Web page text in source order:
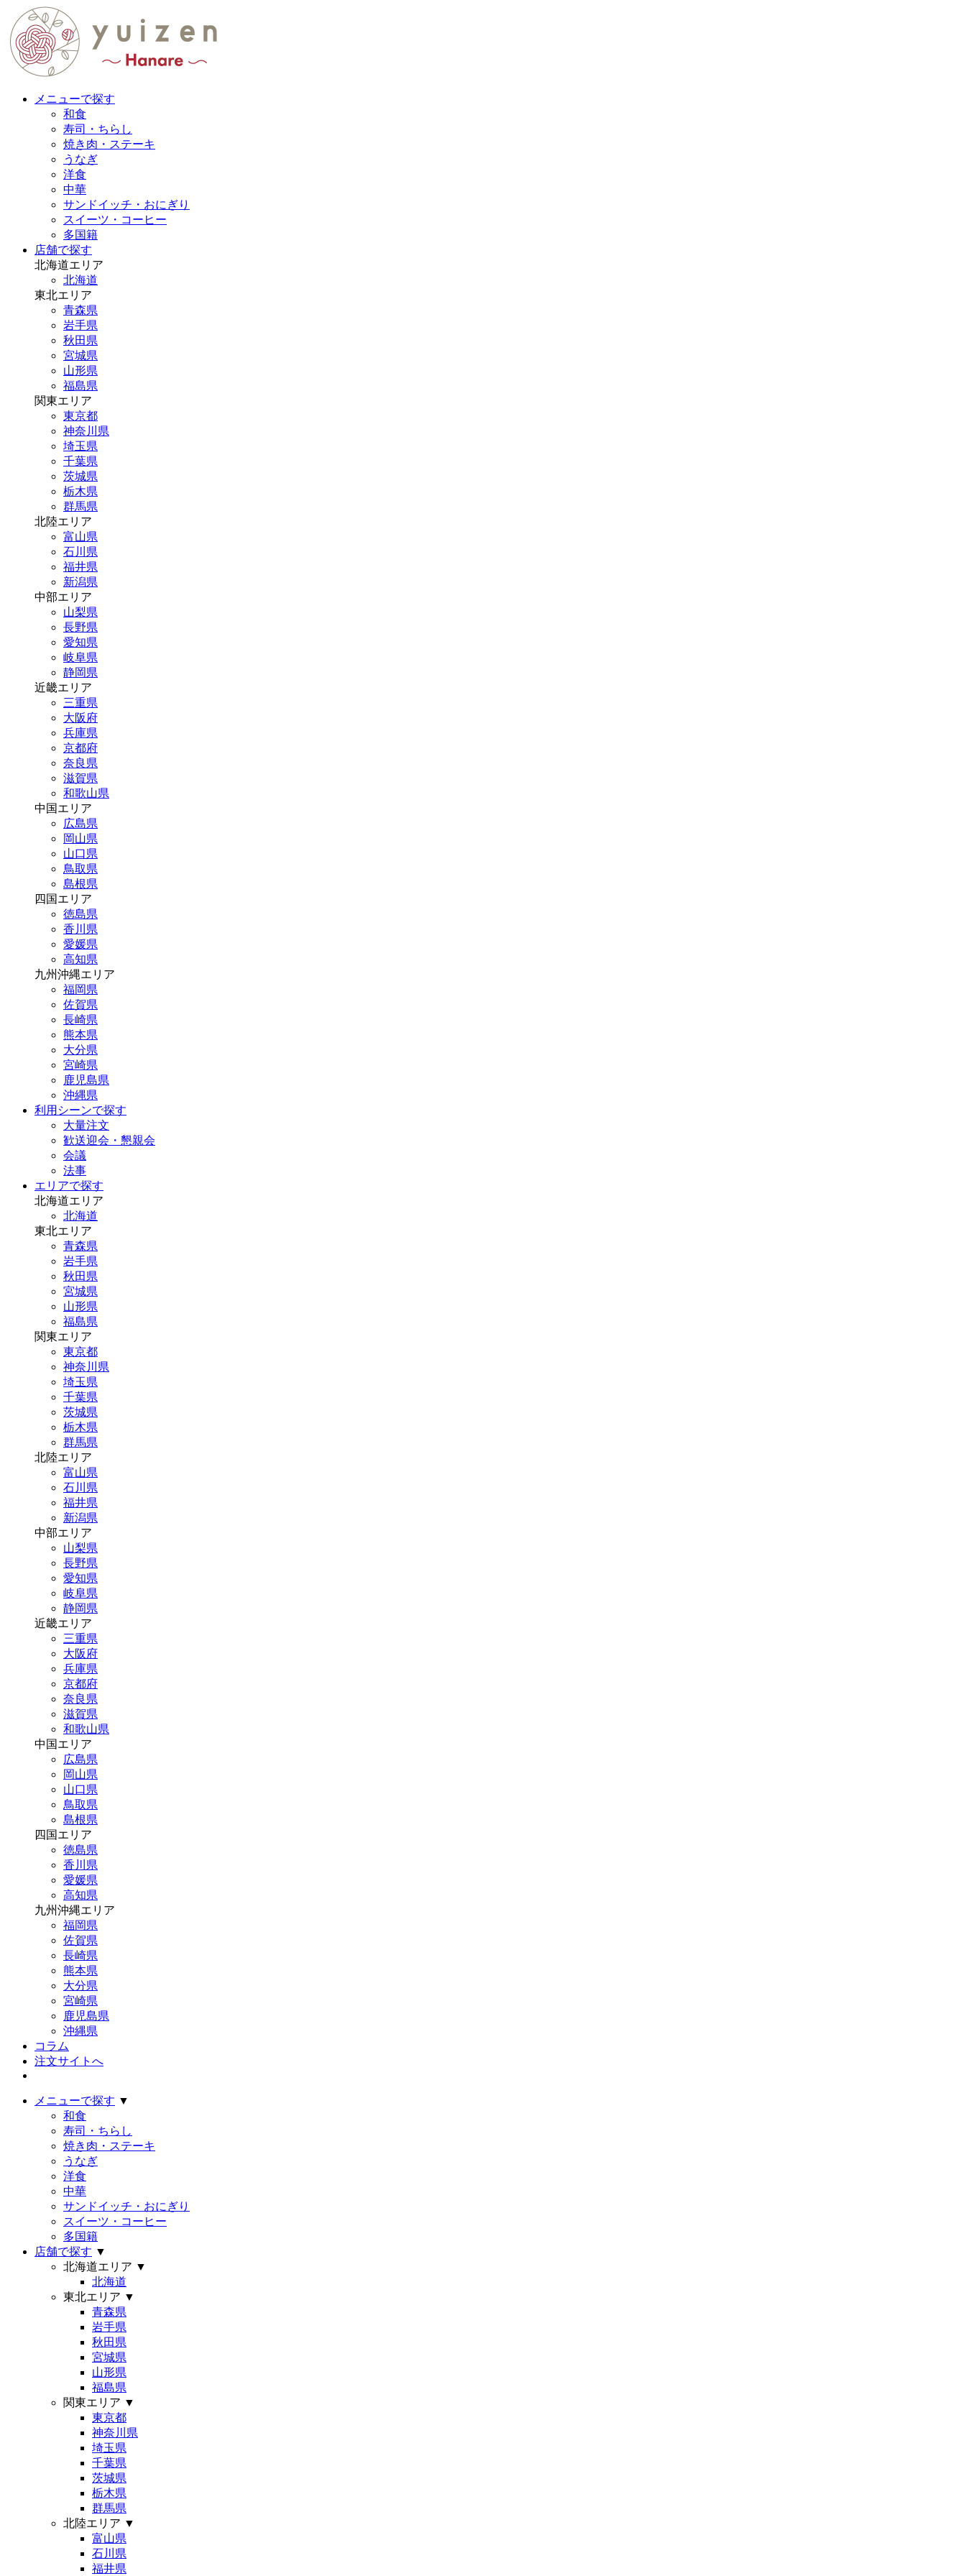
メニューで探す
和食
寿司・ちらし
焼き肉・ステーキ
うなぎ
洋食
中華
サンドイッチ・おにぎり
スイーツ・コーヒー
多国籍
店舗で探す
北海道エリア
北海道
東北エリア
青森県
岩手県
秋田県
宮城県
山形県
福島県
関東エリア
東京都
神奈川県
埼玉県
千葉県
茨城県
栃木県
群馬県
北陸エリア
富山県
石川県
福井県
新潟県
中部エリア
山梨県
長野県
愛知県
岐阜県
静岡県
近畿エリア
三重県
大阪府
兵庫県
京都府
奈良県
滋賀県
和歌山県
中国エリア
広島県
岡山県
山口県
鳥取県
島根県
四国エリア
徳島県
香川県
愛媛県
高知県
九州沖縄エリア
福岡県
佐賀県
長崎県
熊本県
大分県
宮崎県
鹿児島県
沖縄県
利用シーンで探す
大量注文
歓送迎会・懇親会
会議
法事
エリアで探す
北海道エリア
北海道
東北エリア
青森県
岩手県
秋田県
宮城県
山形県
福島県
関東エリア
東京都
神奈川県
埼玉県
千葉県
茨城県
栃木県
群馬県
北陸エリア
富山県
石川県
福井県
新潟県
中部エリア
山梨県
長野県
愛知県
岐阜県
静岡県
近畿エリア
三重県
大阪府
兵庫県
京都府
奈良県
滋賀県
和歌山県
中国エリア
広島県
岡山県
山口県
鳥取県
島根県
四国エリア
徳島県
香川県
愛媛県
高知県
九州沖縄エリア
福岡県
佐賀県
長崎県
熊本県
大分県
宮崎県
鹿児島県
沖縄県
コラム
注文サイトへ
メニューで探す ▼
和食
寿司・ちらし
焼き肉・ステーキ
うなぎ
洋食
中華
サンドイッチ・おにぎり
スイーツ・コーヒー
多国籍
店舗で探す ▼
北海道エリア ▼
北海道
東北エリア ▼
青森県
岩手県
秋田県
宮城県
山形県
福島県
関東エリア ▼
東京都
神奈川県
埼玉県
千葉県
茨城県
栃木県
群馬県
北陸エリア ▼
富山県
石川県
福井県